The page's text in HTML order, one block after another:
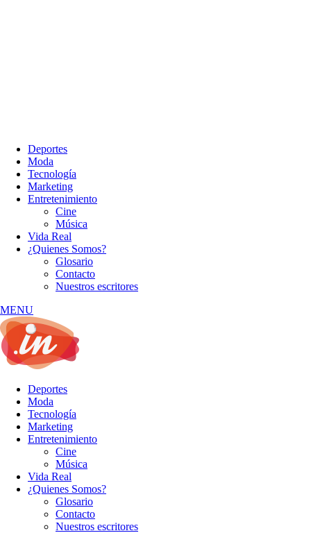
Deportes
Moda
Tecnología
Marketing
Entretenimiento
Cine
Música
Vida Real
¿Quienes Somos?
Glosario
Contacto
Nuestros escritores
MENU
Deportes
Moda
Tecnología
Marketing
Entretenimiento
Cine
Música
Vida Real
¿Quienes Somos?
Glosario
Contacto
Nuestros escritores